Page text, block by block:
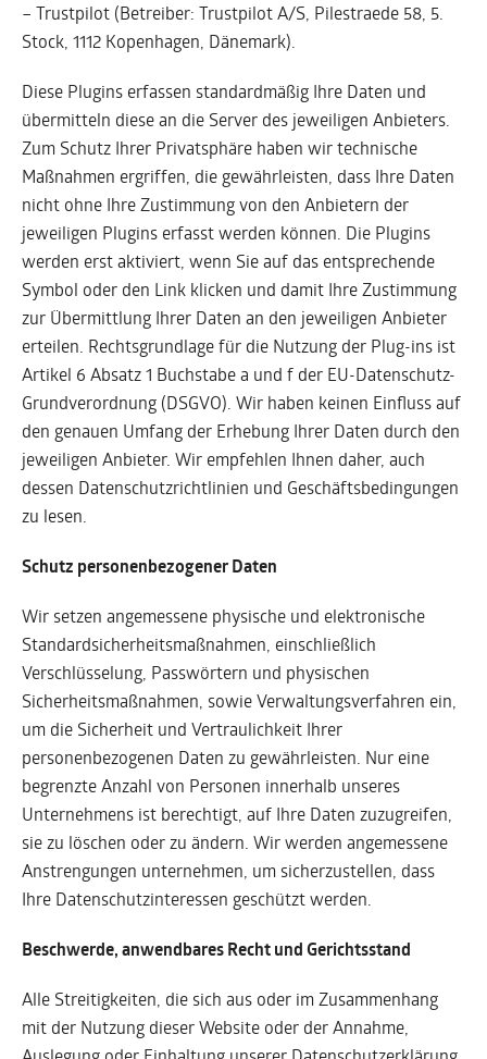
– Trustpilot (Betreiber: Trustpilot A/S, Pilestraede 58, 5.
Stock, 1112 Kopenhagen, Dänemark).
Diese Plugins erfassen standardmäßig Ihre Daten und
übermitteln diese an die Server des jeweiligen Anbieters.
Zum Schutz Ihrer Privatsphäre haben wir technische
Maßnahmen ergriffen, die gewährleisten, dass Ihre Daten
nicht ohne Ihre Zustimmung von den Anbietern der
jeweiligen Plugins erfasst werden können. Die Plugins
werden erst aktiviert, wenn Sie auf das entsprechende
Symbol oder den Link klicken und damit Ihre Zustimmung
zur Übermittlung Ihrer Daten an den jeweiligen Anbieter
erteilen. Rechtsgrundlage für die Nutzung der Plug-ins ist
Artikel 6 Absatz 1 Buchstabe a und f der EU-Datenschutz-
Grundverordnung (DSGVO). Wir haben keinen Einfluss auf
den genauen Umfang der Erhebung Ihrer Daten durch den
jeweiligen Anbieter. Wir empfehlen Ihnen daher, auch
dessen Datenschutzrichtlinien und Geschäftsbedingungen
zu lesen.
Schutz personenbezogener Daten
Wir setzen angemessene physische und elektronische
Standardsicherheitsmaßnahmen, einschließlich
Verschlüsselung, Passwörtern und physischen
Sicherheitsmaßnahmen, sowie Verwaltungsverfahren ein,
um die Sicherheit und Vertraulichkeit Ihrer
personenbezogenen Daten zu gewährleisten. Nur eine
begrenzte Anzahl von Personen innerhalb unseres
Unternehmens ist berechtigt, auf Ihre Daten zuzugreifen,
sie zu löschen oder zu ändern. Wir werden angemessene
Anstrengungen unternehmen, um sicherzustellen, dass
Ihre Datenschutzinteressen geschützt werden.
Beschwerde, anwendbares Recht und Gerichtsstand
Alle Streitigkeiten, die sich aus oder im Zusammenhang
mit der Nutzung dieser Website oder der Annahme,